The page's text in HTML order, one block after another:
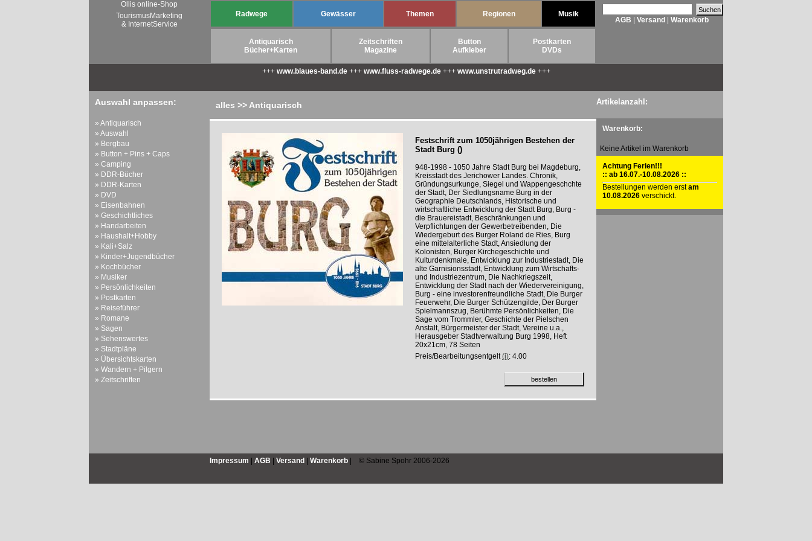
Ollis online-Shop
TourismusMarketing
& InternetService
Radwege Gewässer Themen Regionen Musik
Antiquarisch
Bücher+Karten
Zeitschriften
Magazine
Button
Aufkleber
Postkarten
DVDs
AGB Versand Warenkorb
+++ www.blaues-band.de+++ www.fluss-radwege.de+++ www.unstrutradweg.de+++
Auswahl anpassen:
» Antiquarisch
» Auswahl
» Bergbau
» Button + Pins + Caps
» Camping
» DDR-Bücher
» DDR-Karten
» DVD
» Eisenbahnen
» Geschichtliches
» Handarbeiten
» Haushalt+Hobby
» Kali+Salz
» Kinder+Jugendbücher
» Kochbücher
» Musiker
» Persönlichkeiten
» Postkarten
» Reiseführer
» Romane
» Sagen
» Sehenswertes
» Stadtpläne
» Übersichtskarten
» Wandern + Pilgern
» Zeitschriften
alles >> Antiquarisch
Festschrift zum 1050jährigen Bestehen der
Stadt Burg ()
948-1998 - 1050 Jahre Stadt Burg bei Magdeburg,
Kreisstadt des Jerichower Landes. Chronik,
Gründungsurkunge, Siegel und Wappengeschchte
der Stadt, Der Siedlungsname Burg in der
Geographie Deutschlands, Historische und
wirtschaftliche Entwicklung der Stadt Burg, Burg -
die Brauereistadt, Beschränkungen und
Verpflichtungen der Gewerbetreibenden, Die
Wiedergeburt des Burger Roland de Ries, Burg
eine mittelalterliche Stadt, Ansiedlung der
Kolonisten, Burger Kirchegeschichte und
Kulturdenkmale, Entwicklung zur Industriestadt, Die
alte Garnisionsstadt, Entwicklung zum Wirtschafts-
und Industriezentrum, Die Nachkriegszeit,
Entwicklung der Stadt nach der Wiedervereinigung,
Burg - eine investorenfreundliche Stadt, Die Burger
Feuerwehr, Die Burger Schützengilde, Der Burger
Spielmannszug, Berühmte Persönlichkeiten, Die
Sage vom Trommler, Geschichte der Pielschen
Anstalt, Bürgermeister der Stadt, Vereine u.a.,
Herausgeber Stadtverwaltung Burg 1998, Heft
20x21cm, 78 Seiten
Preis/Bearbeitungsentgelt(i): 4.00
Artikelanzahl:
Warenkorb:
Keine Artikel im Warenkorb
Achtung Ferien!!!
:: ab 16.07.-10.08.2026 ::
Bestellungen werden erstam
10.08.2026 verschickt.
Impressum AGB Versand Warenkorb | © Sabine Spohr 2006-2026